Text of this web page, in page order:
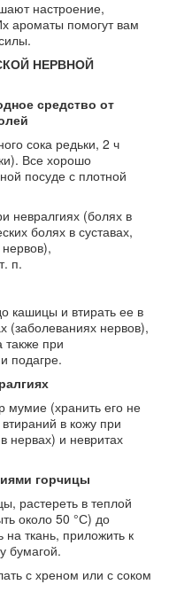
настроение,
ароматы помогут вам
НЕРВНОЙ
средство от
сока редьки, 2 ч
Все хорошо
посуде с плотной
невралгиях (болях в
болях в суставах,
п.
кашицы и втирать ее в
(заболеваниях нервов),
при
подагре.
мумие (хранить его не
в кожу при
нервах) и невритах
горчицы
растереть в теплой
около 50 °С) до
ткань, приложить к
бумагой.
с хреном или с соком